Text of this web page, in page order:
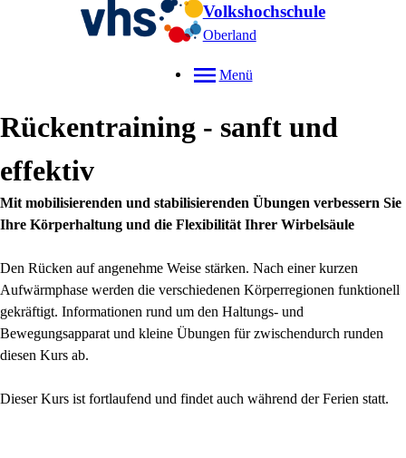
Volkshochschule
Oberland
Menü
Rückentraining - sanft und
effektiv
Mit mobilisierenden und stabilisierenden Übungen verbessern Sie
Ihre Körperhaltung und die Flexibilität Ihrer Wirbelsäule
Den Rücken auf angenehme Weise stärken. Nach einer kurzen
Aufwärmphase werden die verschiedenen Körperregionen funktionell
gekräftigt. Informationen rund um den Haltungs- und
Bewegungsapparat und kleine Übungen für zwischendurch runden
diesen Kurs ab.
Dieser Kurs ist fortlaufend und findet auch während der Ferien statt.